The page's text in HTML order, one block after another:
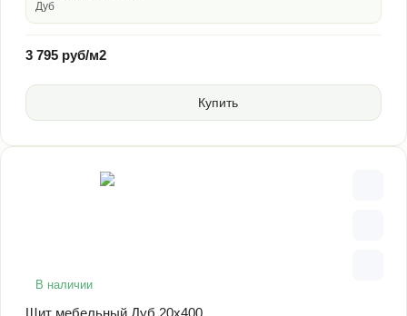
Дуб
3 795 руб/м2
Купить
В наличии
Щит мебельный Дуб 20х400